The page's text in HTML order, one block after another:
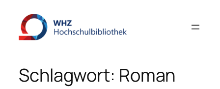
Inhalt
springen
Schlagwort: Roman